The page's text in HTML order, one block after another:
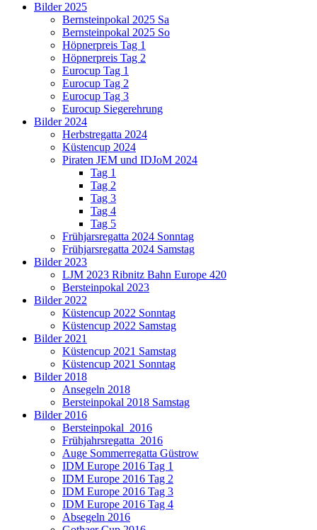
Bilder 2025
Bernsteinpokal 2025 Sa
Bernsteinpokal 2025 So
Höpnerpreis Tag 1
Höpnerpreis Tag 2
Eurocup Tag 1
Eurocup Tag 2
Eurocup Tag 3
Eurocup Siegerehrung
Bilder 2024
Herbstregatta 2024
Küstencup 2024
Piraten JEM und IDJoM 2024
Tag 1
Tag 2
Tag 3
Tag 4
Tag 5
Frühjarsregatta 2024 Sonntag
Frühjarsregatta 2024 Samstag
Bilder 2023
LJM 2023 Ribnitz Bahn Europe 420
Bersteinpokal 2023
Bilder 2022
Küstencup 2022 Sonntag
Küstencup 2022 Samstag
Bilder 2021
Küstencup 2021 Samstag
Küstencup 2021 Sonntag
Bilder 2018
Ansegeln 2018
Bersteinpokal 2018 Samstag
Bilder 2016
Bersteinpokal_2016
Frühjahrsregatta_2016
Auge Sommerregatta Güstrow
IDM Europe 2016 Tag 1
IDM Europe 2016 Tag 2
IDM Europe 2016 Tag 3
IDM Europe 2016 Tag 4
Absegeln 2016